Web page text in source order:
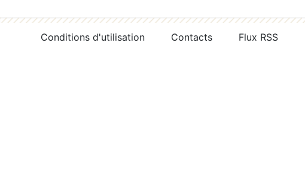
Conditions d'utilisation Contacts Flux RSS